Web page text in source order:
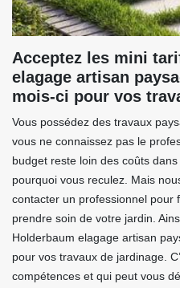
Acceptez les mini
elagage artisan
mois-ci pour vos
Vous possédez des travaux
vous ne connaissez pas le
budget reste loin des coûts
pourquoi vous reculez. Mais
contacter un professionnel pour
prendre soin de votre jardin.
Holderbaum elagage artisan
pour vos travaux de jardinage.
compétences et qui peut vous